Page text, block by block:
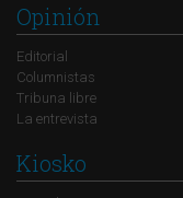
Opinión
Editorial
Columnistas
Tribuna libre
La entrevista
Kiosko